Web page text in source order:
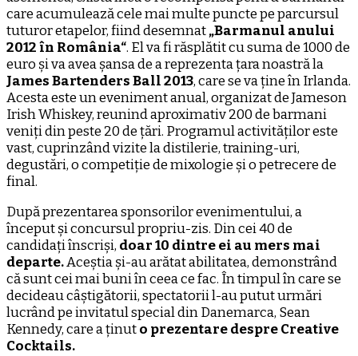
care acumulează cele mai multe puncte pe parcursul
tuturor etapelor, fiind desemnat„Barmanul anului
2012 în România“. El va fi răsplătit cu suma de 1000 de
euro și va avea șansa de a reprezenta țara noastră la
James Bartenders Ball 2013, care se va ține în Irlanda.
Acesta este un eveniment anual, organizat de Jameson
Irish Whiskey, reunind aproximativ 200 de barmani
veniți din peste 20 de țări. Programul activităților este
vast, cuprinzând vizite la distilerie, training-uri,
degustări, o competiție de mixologie și o petrecere de
final.
După prezentarea sponsorilor evenimentului, a
început și concursul propriu-zis. Din cei 40 de
candidați înscriși, doar 10 dintre ei au mers mai
departe.Aceștia și-au arătat abilitatea, demonstrând
că sunt cei mai buni în ceea ce fac. În timpul în care se
decideau câștigătorii, spectatorii l-au putut urmări
lucrând pe invitatul special din Danemarca, Sean
Kennedy, care a ținuto prezentare despre Creative
Cocktails.